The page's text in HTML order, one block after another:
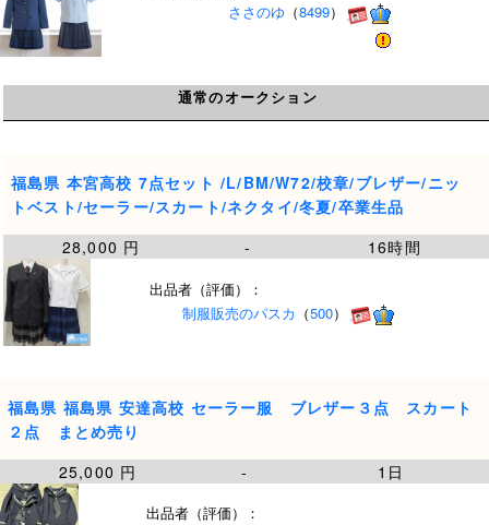
ささのゆ （8499）
通常のオークション
福島県 本宮高校 7点セット /L/BM/W72/校章/ブレザー/ニッ
トベスト/セーラー/スカート/ネクタイ/冬夏/卒業生品
28,000 円
- 16時間
出品者（評価）：
制服販売のパスカ （500）
福島県 福島県 安達高校 セーラー服 ブレザー３点 スカート
２点 まとめ売り
25,000 円
- 1日
出品者（評価）：